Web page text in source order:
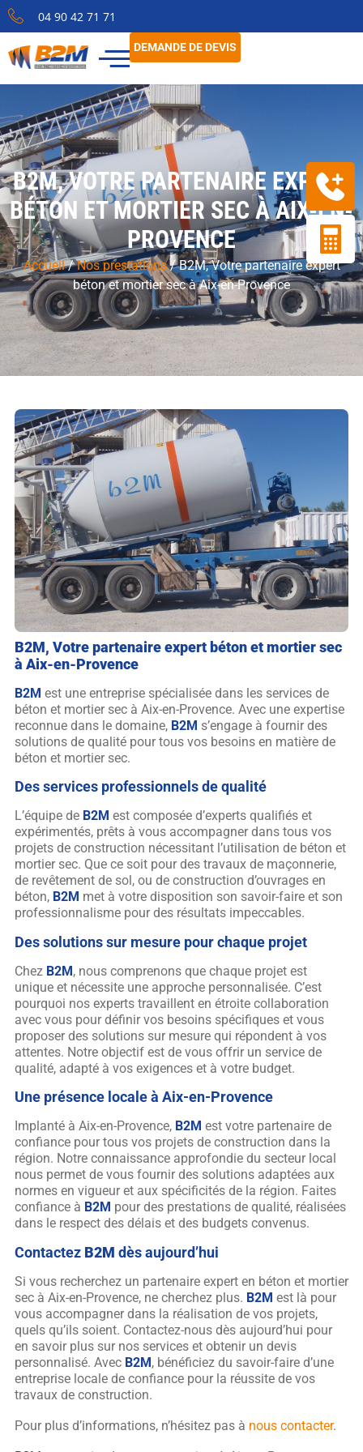
04 90 42 71 71
DEMANDE DE DEVIS
B2M, VOTRE PARTENAIRE EXPERT
BÉTON ET MORTIER SEC À AIX-EN-
PROVENCE
Accueil/Nos prestations/B2M, Votre partenaire expert
béton et mortier sec à Aix-en-Provence
B2M, Votre partenaire expert béton et mortier sec
à Aix-en-Provence
B2M est une entreprise spécialisée dans les services de
béton et mortier sec à Aix-en-Provence. Avec une expertise
reconnue dans le domaine, B2M s’engage à fournir des
solutions de qualité pour tous vos besoins en matière de
béton et mortier sec.
Des services professionnels de qualité
L’équipe de B2M est composée d’experts qualifiés et
expérimentés, prêts à vous accompagner dans tous vos
projets de construction nécessitant l’utilisation de béton et
mortier sec. Que ce soit pour des travaux de maçonnerie,
de revêtement de sol, ou de construction d’ouvrages en
béton, B2M met à votre disposition son savoir-faire et son
professionnalisme pour des résultats impeccables.
Des solutions sur mesure pour chaque projet
Chez B2M, nous comprenons que chaque projet est
unique et nécessite une approche personnalisée. C’est
pourquoi nos experts travaillent en étroite collaboration
avec vous pour définir vos besoins spécifiques et vous
proposer des solutions sur mesure qui répondent à vos
attentes. Notre objectif est de vous offrir un service de
qualité, adapté à vos exigences et à votre budget.
Une présence locale à Aix-en-Provence
Implanté à Aix-en-Provence, B2M est votre partenaire de
confiance pour tous vos projets de construction dans la
région. Notre connaissance approfondie du secteur local
nous permet de vous fournir des solutions adaptées aux
normes en vigueur et aux spécificités de la région. Faites
confiance à B2M pour des prestations de qualité, réalisées
dans le respect des délais et des budgets convenus.
Contactez B2M dès aujourd’hui
Si vous recherchez un partenaire expert en béton et mortier
sec à Aix-en-Provence, ne cherchez plus. B2M est là pour
vous accompagner dans la réalisation de vos projets,
quels qu’ils soient. Contactez-nous dès aujourd’hui pour
en savoir plus sur nos services et obtenir un devis
personnalisé. Avec B2M, bénéficiez du savoir-faire d’une
entreprise locale de confiance pour la réussite de vos
travaux de construction.
Pour plus d’informations, n’hésitez pas à nous contacter.